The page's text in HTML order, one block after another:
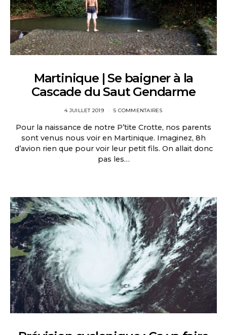
Martinique | Se baigner à la
Cascade du Saut Gendarme
4 JUILLET 2019 5 COMMENTAIRES
Pour la naissance de notre P’tite Crotte, nos parents
sont venus nous voir en Martinique. Imaginez, 8h
d’avion rien que pour voir leur petit fils. On allait donc
pas les…